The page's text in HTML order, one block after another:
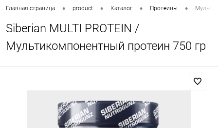
Главная страница • product • Каталог • Протеины •
Siberian MULTI PROTEIN /
Мультикомпонентный протеин 750 гр